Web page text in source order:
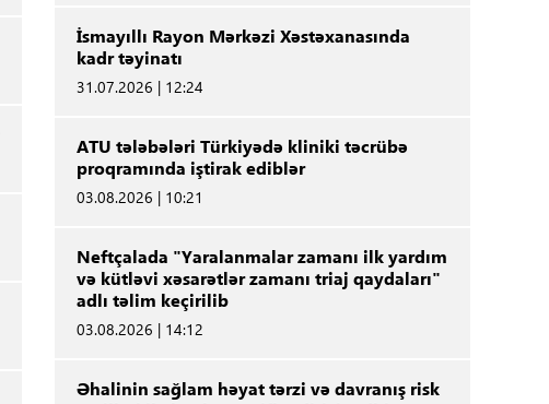
İsmayıllı Rayon Mərkəzi Xəstəxanasında
kadr təyinatı
31.07.2026 | 12:24
ATU tələbələri Türkiyədə kliniki təcrübə
proqramında iştirak ediblər
03.08.2026 | 10:21
Neftçalada "Yaralanmalar zamanı ilk yardım
və kütləvi xəsarətlər zamanı triaj qaydaları"
adlı təlim keçirilib
03.08.2026 | 14:12
Əhalinin sağlam həyat tərzi və davranış risk